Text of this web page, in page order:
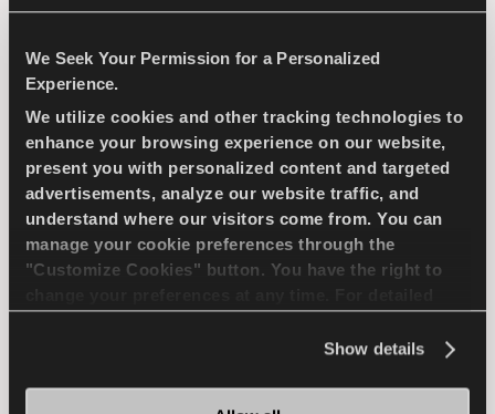
We Seek Your Permission for a Personalized
Experience.
We utilize cookies and other tracking technologies to
enhance your browsing experience on our website,
present you with personalized content and targeted
advertisements, analyze our website traffic, and
understand where our visitors come from. You can
manage your cookie preferences through the
"Customize Cookies" button. You have the right to
Show details
GREENWAYS
La sélection naturelle - Economies de
carburant pour votre voiture particulière
compacte